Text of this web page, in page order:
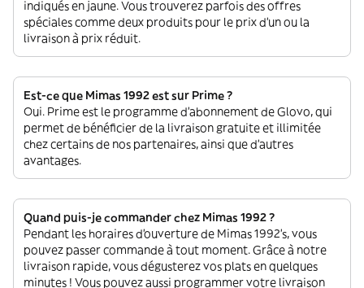
indiqués en jaune. Vous trouverez parfois des offres
spéciales comme deux produits pour le prix d'un ou la
livraison à prix réduit.
Est-ce que Mimas 1992 est sur Prime ?
Oui. Prime est le programme d’abonnement de Glovo, qui
permet de bénéficier de la livraison gratuite et illimitée
chez certains de nos partenaires, ainsi que d’autres
avantages.
Quand puis-je commander chez Mimas 1992 ?
Pendant les horaires d'ouverture de Mimas 1992’s, vous
pouvez passer commande à tout moment. Grâce à notre
livraison rapide, vous dégusterez vos plats en quelques
minutes ! Vous pouvez aussi programmer votre livraison